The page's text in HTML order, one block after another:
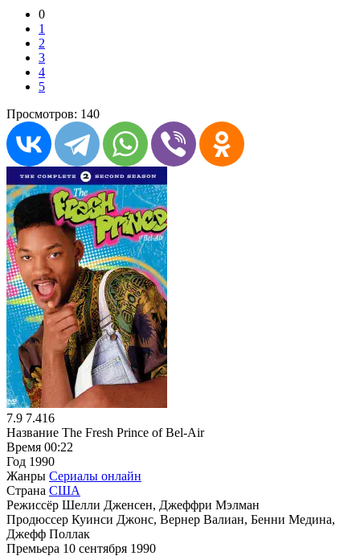
0
1
2
3
4
5
Просмотров: 140
7.9 7.416
Название The Fresh Prince of Bel-Air
Время 00:22
Год 1990
Жанры Сериалы онлайн
Страна США
Режиссёр Шелли Дженсен, Джеффри Мэлман
Продюссер Куинси Джонс, Вернер Валиан, Бенни Медина,
Джефф Поллак
Премьера 10 сентября 1990